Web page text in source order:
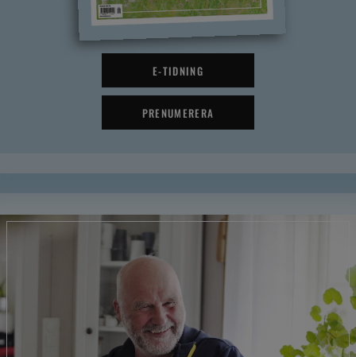
E-TIDNING
PRENUMERERA